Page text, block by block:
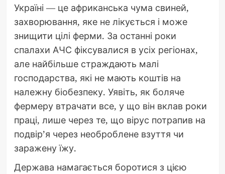
Україні — це африканська чума свиней,
захворювання, яке не лікується і може
знищити цілі ферми. За останні роки
спалахи АЧС фіксувалися в усіх регіонах,
але найбільше страждають малі
господарства, які не мають коштів на
належну біобезпеку. Уявіть, як боляче
фермеру втрачати все, у що він вклав роки
праці, лише через те, що вірус потрапив на
подвір’я через необроблене взуття чи
заражену їжу.
Держава намагається боротися з цією